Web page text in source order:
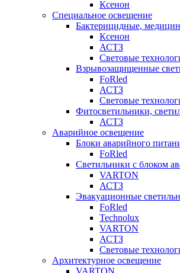
Ксенон
Специальное освещение
Бактерицидные,
Ксенон
АСТЗ
Световые
Взрывозащищенные
FoRled
АСТЗ
Световые
Фитосветильники,
АСТЗ
Аварийное освещение
Блоки аварийного
FoRled
Светильники с блоком
VARTON
АСТЗ
Эвакуационные
FoRled
Technolux
VARTON
АСТЗ
Световые
Архитектурное освещение
VARTON